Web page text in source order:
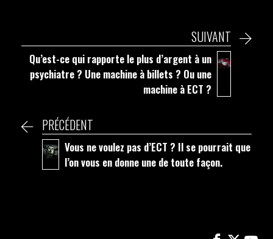
PRÉCÉDENT
Vous ne voulez pas d’ECT ? Il se pourrait que
l’on vous en donne une de toute façon.
SUIVANT
Qu’est-ce qui rapporte le plus d’argent à un
psychiatre ? Une machine à billets ? Ou une
machine à ECT ?